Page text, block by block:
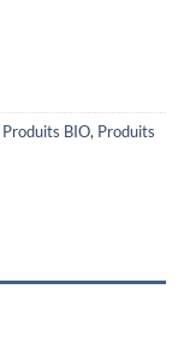
Produits BIO, Produits